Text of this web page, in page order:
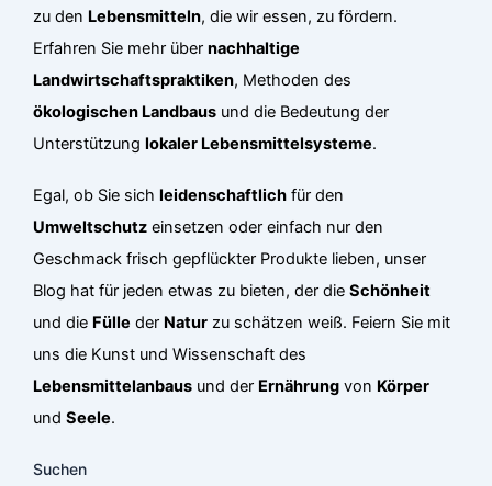
zu den Lebensmitteln, die wir essen, zu fördern.
Erfahren Sie mehr übernachhaltige
Landwirtschaftspraktiken, Methoden des
ökologischen Landbaus und die Bedeutung der
Unterstützunglokaler Lebensmittelsysteme.
Egal, ob Sie sichleidenschaftlich für den
Umweltschutz einsetzen oder einfach nur den
Geschmack frisch gepflückter Produkte lieben, unser
Blog hat für jeden etwas zu bieten, der dieSchönheit
und die Fülle der Natur zu schätzen weiß. Feiern Sie mit
uns die Kunst und Wissenschaft des
Lebensmittelanbaus und der Ernährung von Körper
undSeele.
Suchen